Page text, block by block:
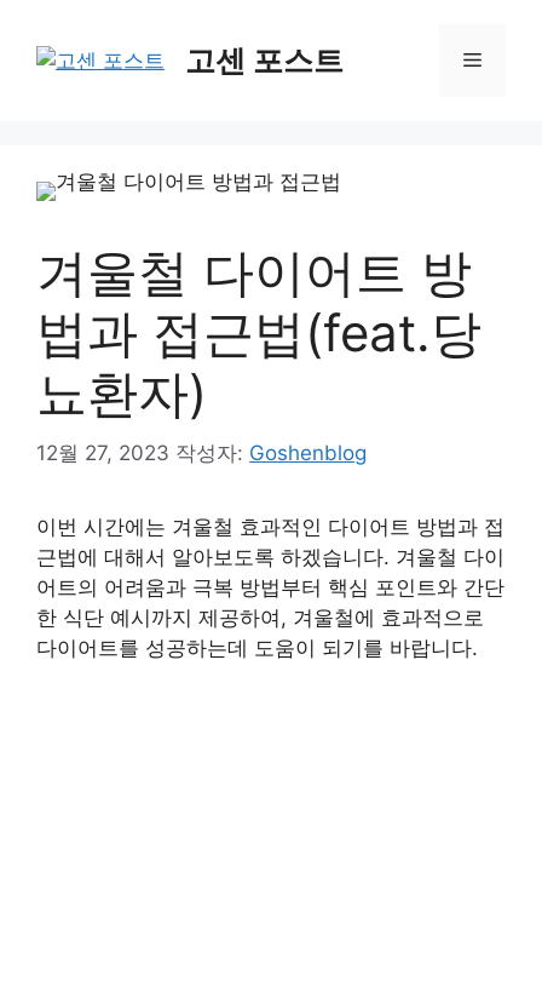
고센 포스트 메
겨울철 다이어트 방
법과 접근법(feat.당
뇨환자)
12월 27, 2023 작성자: Goshenblog
이번 시간에는 겨울철 효과적인 다이어트 방법과 접
근법에 대해서 알아보도록 하겠습니다. 겨울철 다이
어트의 어려움과 극복 방법부터 핵심 포인트와 간단
한 식단 예시까지 제공하여, 겨울철에 효과적으로
다이어트를 성공하는데 도움이 되기를 바랍니다.